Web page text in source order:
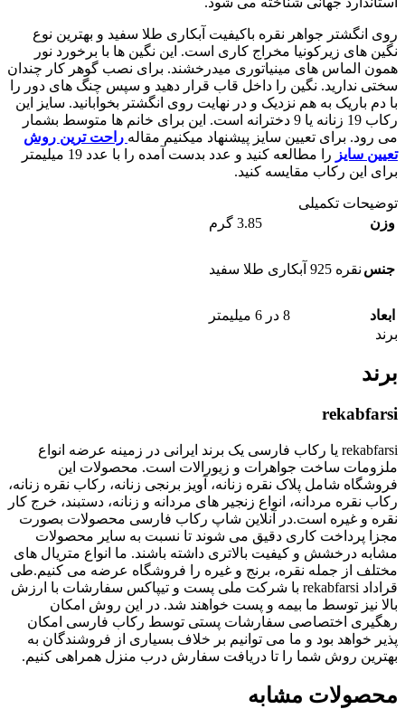
روی انگشتر جواهر نقره باکیفیت آبکاری طلا سفید و بهترین نوع
نگین های زیرکونیا مخراج کاری است. این نگین ها با برخورد نور
همون الماس های مینیاتوری میدرخشند. برای نصب گوهر کار چندان
سختی ندارید. نگین را داخل قاب قرار دهید و سپس چنگ های دور را
با دم باریک به هم نزدیک و در نهایت روی انگشتر بخوابانید. سایز این
رکاب 19 زنانه یا 9 دخترانه است. این برای خانم ها متوسط بشمار
می رود. برای تعیین سایز پیشنهاد میکنیم مقاله راحت ترین روش
تعیین سایز
را مطالعه کنید و عدد بدست آمده را با عدد 19 میلیمتر
برای این رکاب مقایسه کنید.
توضیحات تکمیلی
وزن
3.85 گرم
جنس نقره 925 آبکاری طلا سفید
ابعاد
8 در 6 میلیمتر
برند
برند
rekabfarsi
rekabfarsi یا رکاب فارسی یک برند ایرانی در زمینه عرضه انواع
ملزومات ساخت جواهرات و زیورالات است. محصولات این
فروشگاه شامل پلاک نقره زنانه، آویز برنجی زنانه، رکاب نقره زنانه،
رکاب نقره مردانه، انواع زنجیر های مردانه و زنانه، دستبند، خرج کار
نقره و غیره است.در آنلاین شاپ رکاب فارسی محصولات بصورت
مجزا پرداخت کاری دقیق می شوند تا نسبت به سایر محصولات
مشابه درخشش و کیفیت بالاتری داشته باشند. ما انواع متریال های
مختلف از جمله نقره، برنج و غیره را فروشگاه عرضه می کنیم.طی
قراداد rekabfarsi با شرکت ملی پست و تیپاکس سفارشات با ارزش
بالا نیز توسط ما بیمه و پست خواهند شد. در این روش امکان
رهگیری اختصاصی سفارشات پستی توسط رکاب فارسی امکان
پذیر خواهد بود و ما می توانیم بر خلاف بسیاری از فروشندگان به
بهترین روش شما را تا دریافت سفارش درب منزل همراهی کنیم.
محصولات مشابه